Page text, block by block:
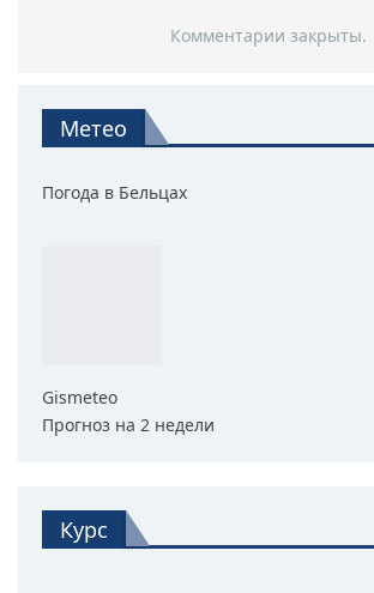
Комментарии закрыты.
Метео
Погода в Бельцах
Gismeteo
Прогноз на 2 недели
Курс